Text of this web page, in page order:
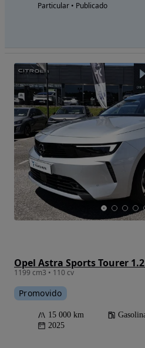
Particular • Publicado
Opel Astra Sports Tourer
1199 cm3 • 110 cv
Promovido
15 000 km
2025